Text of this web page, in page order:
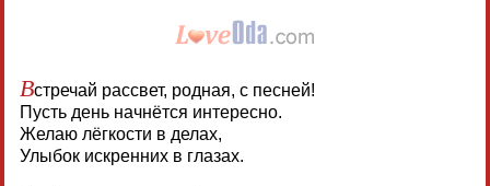
Встречай рассвет, родная, с песней!
Пусть день начнётся интересно.
Желаю лёгкости в делах,
Улыбок искренних в глазах.